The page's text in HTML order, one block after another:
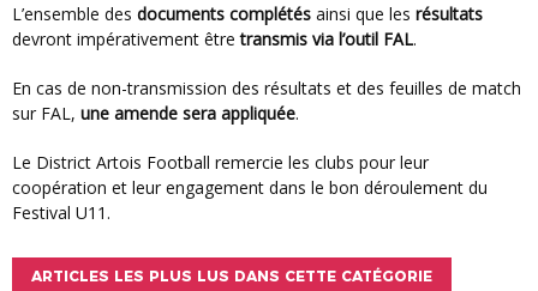
L’ensemble des documents complétés ainsi que les résultats
devront impérativement êtretransmis via l’outil FAL.
En cas de non-transmission des résultats et des feuilles de match
sur FAL, une amende sera appliquée.
Le District Artois Football remercie les clubs pour leur
coopération et leur engagement dans le bon déroulement du
Festival U11.
ARTICLES LES PLUS LUS DANS CETTE CATÉGORIE